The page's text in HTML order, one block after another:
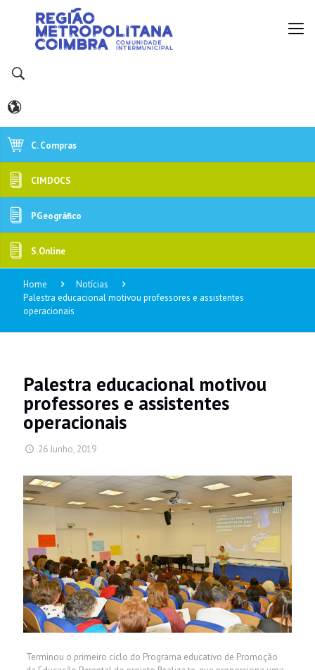
C. Compras
CIMDOCS
PGeográfico
S.Online
Home
Notícias
Palestra educacional motivou professores e assistentes
operacionais
Palestra educacional motivou
professores e assistentes
operacionais
26 Junho, 2019
Terminou o primeiro ciclo do Programa educativo de Promoção